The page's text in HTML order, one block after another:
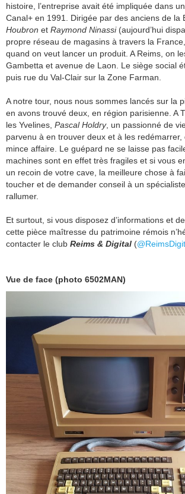
histoire, l’entreprise avait été impliquée dans
Canal+ en 1991. Dirigée par des anciens de la
Houbron et Raymond Ninassi(aujourd’hui
propre réseau de magasins à travers la
quand on veut lancer un produit. A Reims, on
Gambetta et avenue de Laon. Le siège social
puis rue du Val-Clair sur la Zone Farman.
A notre tour, nous nous sommes lancés sur la
en avons trouvé deux, en région parisienne. A
les Yvelines, Pascal Holdry, un passionné de
parvenu à en trouver deux et à les redémarrer,
mince affaire. Le guépard ne se laisse pas
machines sont en effet très fragiles et si vous
un recoin de votre cave, la meilleure chose à
toucher et de demander conseil à un
rallumer.
Et surtout, si vous disposez d’informations et
cette pièce maîtresse du patrimoine rémois
contacter le club Reims & Digital (
Vue de face (photo 6502MAN)